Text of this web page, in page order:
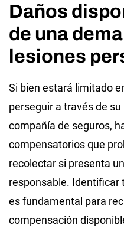
Daños
de una
lesiones
Si bien estará limitado
perseguir a través de su
compañía de seguros,
compensatorios que
recolectar si presenta
responsable. Identificar
es fundamental para
compensación